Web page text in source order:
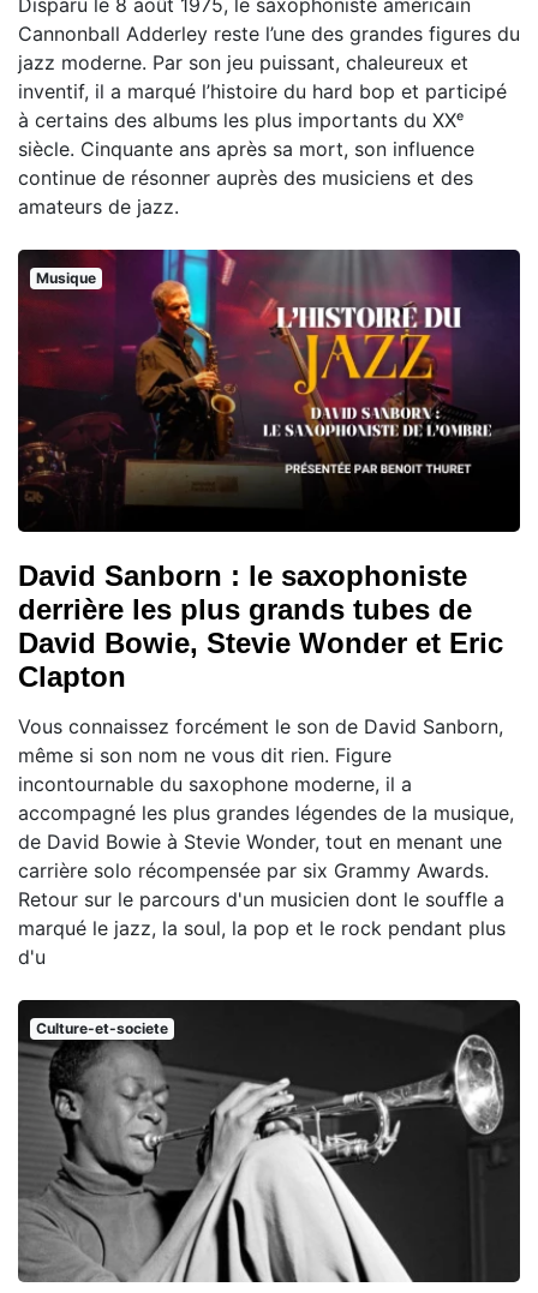
Cannonball Adderley reste l’une des grandes figures du
jazz moderne. Par son jeu puissant, chaleureux et
inventif, il a marqué l’histoire du hard bop et participé
à certains des albums les plus importants du XXᵉ
siècle. Cinquante ans après sa mort, son influence
continue de résonner auprès des musiciens et des
amateurs de jazz.
Musique
David Sanborn : le saxophoniste
derrière les plus grands tubes de
David Bowie, Stevie Wonder et Eric
Clapton
Vous connaissez forcément le son de David Sanborn,
même si son nom ne vous dit rien. Figure
incontournable du saxophone moderne, il a
accompagné les plus grandes légendes de la musique,
de David Bowie à Stevie Wonder, tout en menant une
carrière solo récompensée par six Grammy Awards.
Retour sur le parcours d'un musicien dont le souffle a
marqué le jazz, la soul, la pop et le rock pendant plus
d'u
Culture-et-societe